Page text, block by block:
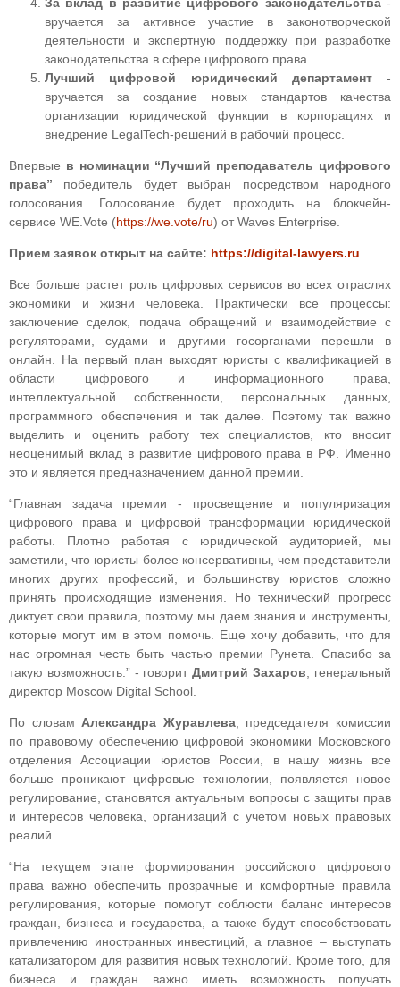
вручается за активное участие в законотворческой
деятельности и экспертную поддержку при разработке
законодательства в сфере цифрового права.
Лучший цифровой юридический департамент -
вручается за создание новых стандартов качества
организации юридической функции в корпорациях и
внедрение LegalTech-решений в рабочий процесс.
Впервые в номинации “Лучший преподаватель цифрового
права” победитель будет выбран посредством народного
голосования. Голосование будет проходить на блокчейн-
сервисе WE.Vote (https://we.vote/ru) от Waves Enterprise.
Прием заявок открыт на сайте: https://digital-lawyers.ru
Все больше растет роль цифровых сервисов во всех отраслях
экономики и жизни человека. Практически все процессы:
заключение сделок, подача обращений и взаимодействие с
регуляторами, судами и другими госорганами перешли в
онлайн. На первый план выходят юристы с квалификацией в
области цифрового и информационного права,
интеллектуальной собственности, персональных данных,
программного обеспечения и так далее. Поэтому так важно
выделить и оценить работу тех специалистов, кто вносит
неоценимый вклад в развитие цифрового права в РФ. Именно
это и является предназначением данной премии.
“Главная задача премии - просвещение и популяризация
цифрового права и цифровой трансформации юридической
работы. Плотно работая с юридической аудиторией, мы
заметили, что юристы более консервативны, чем представители
многих других профессий, и большинству юристов сложно
принять происходящие изменения. Но технический прогресс
диктует свои правила, поэтому мы даем знания и инструменты,
которые могут им в этом помочь. Еще хочу добавить, что для
нас огромная честь быть частью премии Рунета. Спасибо за
такую возможность.” - говоритДмитрий Захаров , генеральный
директор Moscow Digital School.
По словам Александра Журавлева, председателя комиссии
по правовому обеспечению цифровой экономики Московского
отделения Ассоциации юристов России, в нашу жизнь все
больше проникают цифровые технологии, появляется новое
регулирование, становятся актуальным вопросы с защиты прав
и интересов человека, организаций с учетом новых правовых
реалий.
“На текущем этапе формирования российского цифрового
права важно обеспечить прозрачные и комфортные правила
регулирования, которые помогут соблюсти баланс интересов
граждан, бизнеса и государства, а также будут способствовать
привлечению иностранных инвестиций, а главное – выступать
катализатором для развития новых технологий. Кроме того, для
бизнеса и граждан важно иметь возможность получать